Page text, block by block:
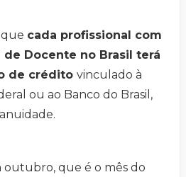
cada profissional com
de Docente no Brasil terá
de crédito vinculado à
ou ao Banco do Brasil,
outubro, que é o mês do